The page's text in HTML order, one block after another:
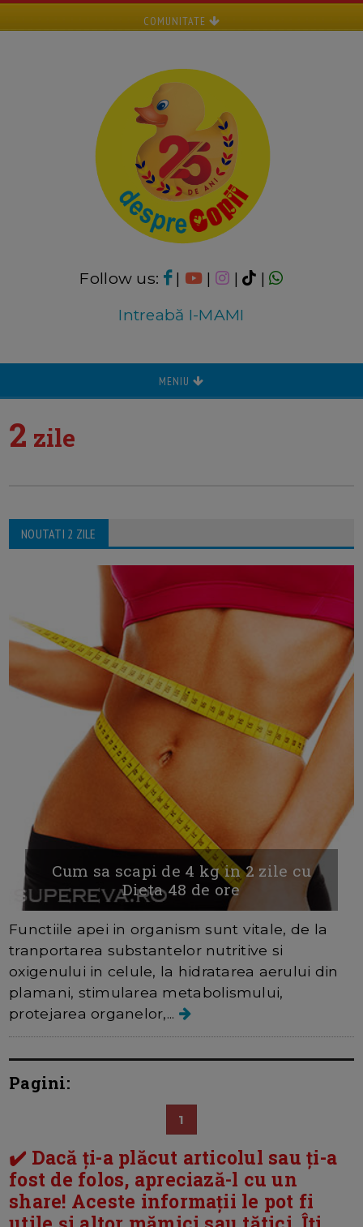
COMUNITATE
Follow us: | | |
|
Intreabă I-MAMI
MENIU
2 zile
NOUTATI 2 ZILE
Cum sa scapi de 4 kg in 2 zile cu
Dieta 48 de ore
Functiile apei in organism sunt vitale, de la
tranportarea substantelor nutritive si
oxigenului in celule, la hidratarea aerului din
plamani, stimularea metabolismului,
protejarea organelor,...
Pagini:
1
✔️ Dacă ți-a plăcut articolul sau ți-a
fost de folos, apreciază-l cu un
share! Aceste informații le pot fi